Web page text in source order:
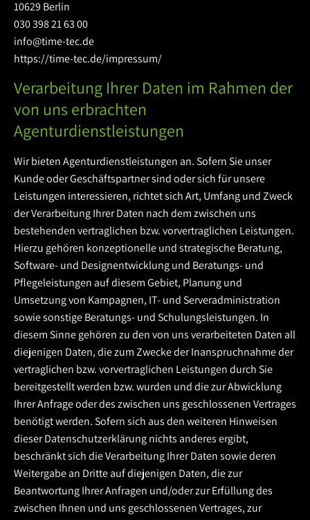
10629 Berlin
030 398 21 63 00
info@time-tec.de
https://time-tec.de/impressum/
Verarbeitung Ihrer Daten im Rahmen der
von uns erbrachten
Agenturdienstleistungen
Wir bieten Agenturdienstleistungen an. Sofern Sie unser
Kunde oder Geschäftspartner sind oder sich für unsere
Leistungen interessieren, richtet sich Art, Umfang und Zweck
der Verarbeitung Ihrer Daten nach dem zwischen uns
bestehenden vertraglichen bzw. vorvertraglichen Leistungen.
Hierzu gehören konzeptionelle und strategische Beratung,
Software- und Designentwicklung und Beratungs- und
Pflegeleistungen auf diesem Gebiet, Planung und
Umsetzung von Kampagnen, IT- und Serveradministration
sowie sonstige Beratungs- und Schulungsleistungen. In
diesem Sinne gehören zu den von uns verarbeiteten Daten all
diejenigen Daten, die zum Zwecke der Inanspruchnahme der
vertraglichen bzw. vorvertraglichen Leistungen durch Sie
bereitgestellt werden bzw. wurden und die zur Abwicklung
Ihrer Anfrage oder des zwischen uns geschlossenen Vertrages
benötigt werden. Sofern sich aus den weiteren Hinweisen
dieser Datenschutzerklärung nichts anderes ergibt,
beschränkt sich die Verarbeitung Ihrer Daten sowie deren
Weitergabe an Dritte auf diejenigen Daten, die zur
Beantwortung Ihrer Anfragen und/oder zur Erfüllung des
zwischen Ihnen und uns geschlossenen Vertrages, zur